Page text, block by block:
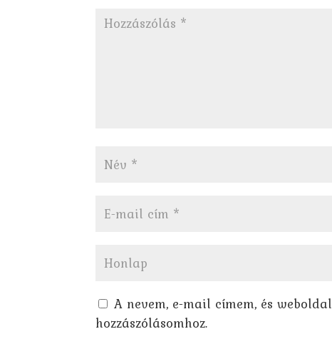
A nevem, e-mail címem, és
hozzászólásomhoz.